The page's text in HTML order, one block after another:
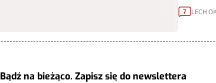
7 LECH
Bądź na bieżąco. Zapisz się do newslettera